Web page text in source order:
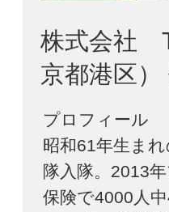
株式会社
京都港区
プロフィール
昭和61年生ま
隊入隊。2013
保険で4000人